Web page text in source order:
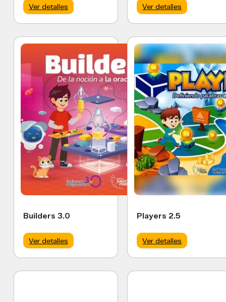
Ver detalles Ver detalles
Builders 3.0
Ver detalles
Players 2.5
Ver detalles